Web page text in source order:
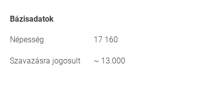
Bázisadatok
Népesség 17 160
Szavazásra jogosult ~ 13.000